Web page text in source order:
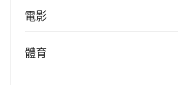
電影
體育